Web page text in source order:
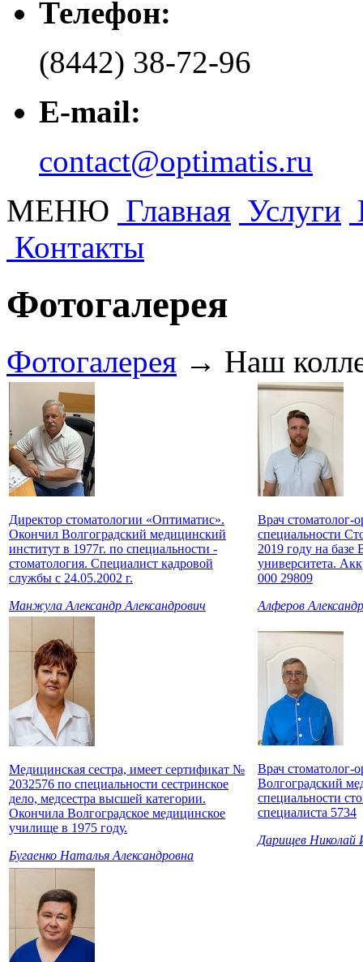
Телефон:
(8442) 38-72-96
E-mail:
contact@optimatis.ru
МЕНЮ Главная Услуги
Контакты
Фотогалерея
Фотогалерея → Наш
Директор стоматологии «Оптиматис».
Окончил Волгоградский медицинский
институт в 1977г. по специальности -
стоматология. Специалист кадровой
службы с 24.05.2002 г.
Манжула Александр Александрович
Врач стоматолог-
специальности
2019 году на базе
университета.
000 29809
Алферов
Медицинская сестра, имеет сертификат №
2032576 по специальности сестринское
дело, медсестра высшей категории.
Окончила Волгоградское медицинское
училище в 1975 году.
Бугаенко Наталья Александровна
Врач стоматолог-
Волгоградский
специальности
специалиста 5734
Дарищев Николай